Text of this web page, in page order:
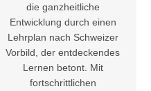
die ganzheitliche
Entwicklung durch einen
Lehrplan nach Schweizer
Vorbild, der entdeckendes
Lernen betont. Mit
fortschrittlichen